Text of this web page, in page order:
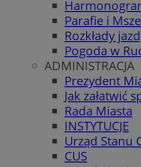
Parafie i
Rozkłady
Pogoda w
ADMINISTRACJA
Prezydent
Jak załatwić
Rada Miasta
INSTYTUCJE
Urząd Stanu
CUS